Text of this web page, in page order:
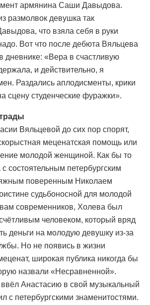
армянина Саши Давыдова.
размолвок девушка так
что взяла себя в руки
Вот что после дебюта Вяльцева
дневнике: «Вера в счастливую
и действительно, я
Раздались аплодисменты, крики
сцену студенческие фуражки».
Вяльцевой до сих пор спорят,
меценатская помощь или
молодой женщиной. Как бы то
состоятельным петербургским
поверенным Николаем
судьбоносной для молодой
современников, Холева был
человеком, который вряд
деньги на молодую девушку из-за
Но не появись в жизни
широкая публика никогда бы
назвали «Несравненной».
Анастасию в свой музыкальный
с петербургскими знаменитостями.